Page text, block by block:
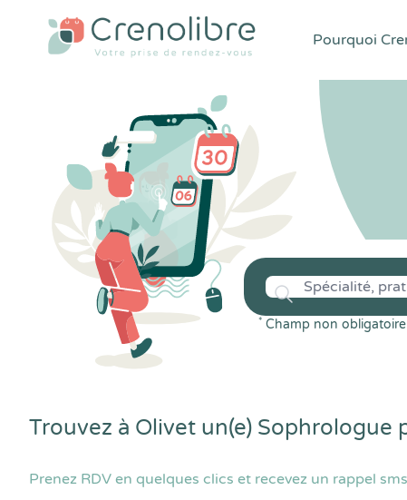
Pourquoi
* Champ non
Trouvez à Olivet un(e)
Prenez RDV en quelques clics et recevez un rappel